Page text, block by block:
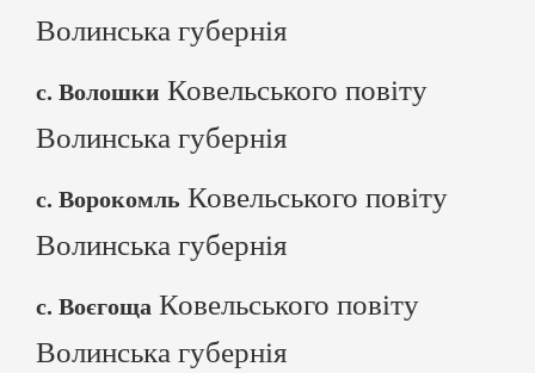
Волинська губернія
с. Волошки Ковельського повіту
Волинська губернія
с. Ворокомль Ковельського повіту
Волинська губернія
с. Воєгоща Ковельського повіту
Волинська губернія